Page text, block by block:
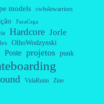
models cwbsktwarriors
FacaCega
Hardcore Jorle
OlhoWodzynski
Poste projetos punk
VidaRuim Zine